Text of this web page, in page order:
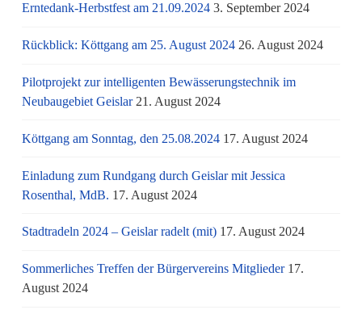
Erntedank-Herbstfest am 21.09.2024 3. September 2024
Rückblick: Köttgang am 25. August 2024 26. August 2024
Pilotprojekt zur intelligenten Bewässerungstechnik im
Neubaugebiet Geislar 21. August 2024
Köttgang am Sonntag, den 25.08.2024 17. August 2024
Einladung zum Rundgang durch Geislar mit Jessica
Rosenthal, MdB. 17. August 2024
Stadtradeln 2024 – Geislar radelt (mit) 17. August 2024
Sommerliches Treffen der Bürgervereins Mitglieder 17.
August 2024